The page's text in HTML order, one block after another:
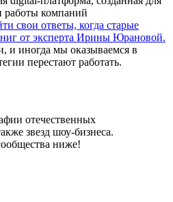
работы компаний
свои ответы, когда старые
от эксперта Ирины Юрановой.
и иногда мы оказываемся в
перестают работать.
отечественных
звезд шоу-бизнеса.
ниже!